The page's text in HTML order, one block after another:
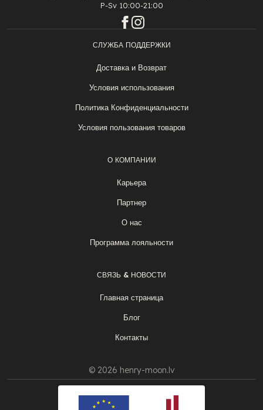
P-Sv 10:00-21:00
СЛУЖБА ПОДДЕРЖКИ
Доставка и Возврат
Условия использования
Политика Конфиденциальности
Условия пользования товаров
О КОМПАНИИ
Карьера
Партнер
О нас
Программа лояльности
СВЯЗЬ & НОВОСТИ
Главная страница
Блог
Контакты
© 2026 henry-moon.lv